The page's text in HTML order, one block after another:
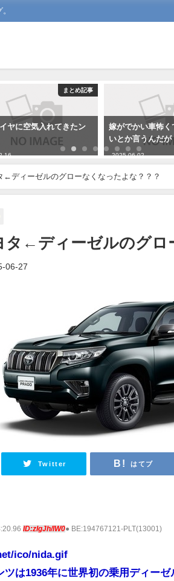
まとめ記事
ヤに空気入れてきたン
16
嫁がでかい車怖く
いとか言うんだが
2025-06-02
←ディーゼルのグローなくなったよな？？？
タ←ディーゼルのグロ
06-27
Twitter はてブ
ID:zIgJh/lW0● BE:194767121-PLT(13001)
ico/nida.gif
ツは1936年に世界初の乗用ディー